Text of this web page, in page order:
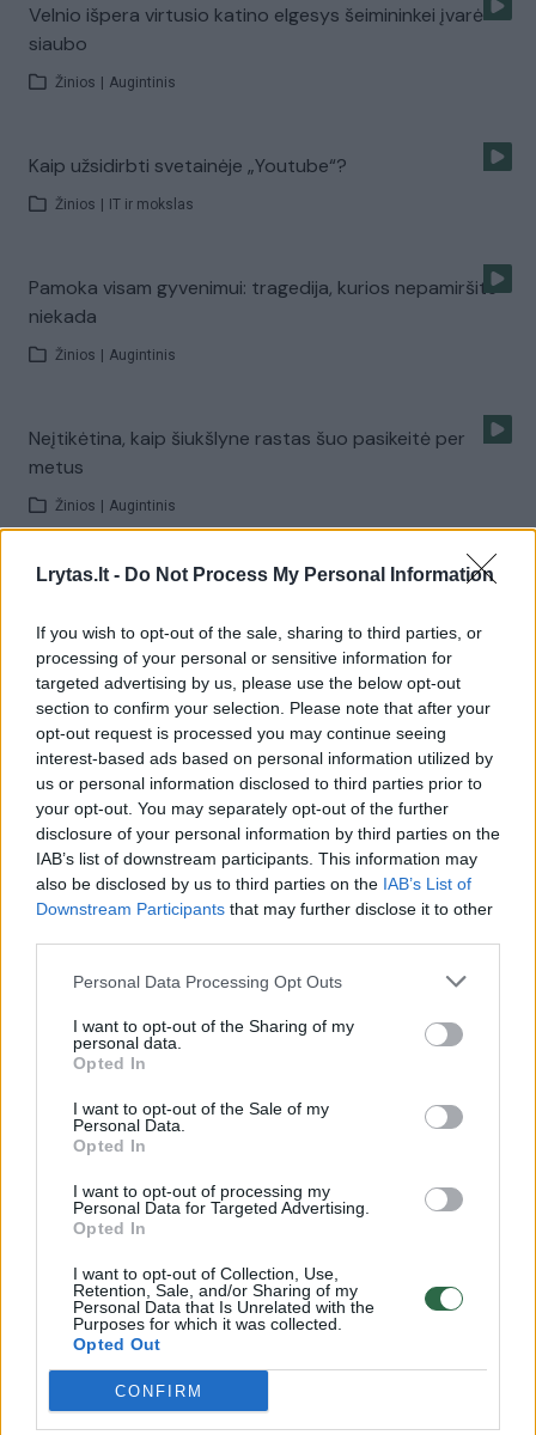
Lrytas.lt - Do Not Process My Personal Information
If you wish to opt-out of the sale, sharing to third parties, or
processing of your personal or sensitive information for
targeted advertising by us, please use the below opt-out
section to confirm your selection. Please note that after your
opt-out request is processed you may continue seeing
interest-based ads based on personal information utilized by
us or personal information disclosed to third parties prior to
your opt-out. You may separately opt-out of the further
disclosure of your personal information by third parties on the
IAB’s list of downstream participants. This information may
also be disclosed by us to third parties on the IAB’s List of
Downstream Participants that may further disclose it to other
Personal Data Processing Opt Outs
I want to opt-out of the Sharing of my
personal data.
Opted In
I want to opt-out of the Sale of my
Personal Data.
Opted In
I want to opt-out of processing my
Personal Data for Targeted Advertising.
Opted In
I want to opt-out of Collection, Use,
Retention, Sale, and/or Sharing of my
Personal Data that Is Unrelated with the
Purposes for which it was collected.
Opted Out
CONFIRM
Velnio išpera virtusio katino elgesys šeimininkei įvarė
siaubo
Žinios Augintinis
Kaip užsidirbti svetainėje „Youtube“?
Žinios IT ir mokslas
Pamoka visam gyvenimui: tragedija, kurios nepamiršite
niekada
Žinios Augintinis
Neįtikėtina, kaip šiukšlyne rastas šuo pasikeitė per
metus
Žinios Augintinis
Vėžlys padėjo į nelaimę patekusiai patelei
Žinios | Augintinis
Interneto hitas: fantastiška šuns ir šeimininko daina
Žinios | Augintinis
Gražu žiūrėti: treji šuns metai – per 23 sekundes
dainą
Žinios | Augintinis
Vengrų vižlas atiduotų viską dėl kąsnelio maisto
Žinios | Augintinis
Nepakartojama šuns elgsena raitytis iš juoko privertė
Žinios | Augintinis
Paplūdimyje šuo iškrėtė pikantišką pokštą merginai
Žinios | Augintinis